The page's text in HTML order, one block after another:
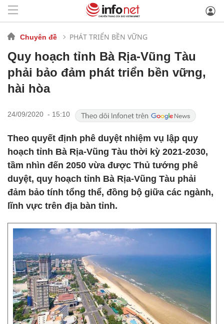
Chuyên đề PHÁT TRIỂN BỀN VỮNG
Quy hoạch tỉnh Bà Rịa-Vũng Tàu
phải bảo đảm phát triển bền vững,
hài hòa
24/09/2020 - 15:10
Theo quyết định phê duyệt nhiệm vụ lập quy
hoạch tỉnh Bà Rịa-Vũng Tàu thời kỳ 2021-2030,
tầm nhìn đến 2050 vừa được Thủ tướng phê
duyệt, quy hoạch tỉnh Bà Rịa-Vũng Tàu phải
đảm bảo tính tổng thể, đồng bộ giữa các ngành,
lĩnh vực trên địa bàn tỉnh.